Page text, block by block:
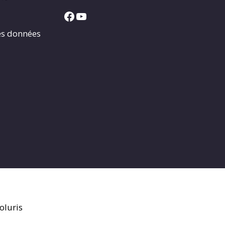
données
Facebook
YouTube